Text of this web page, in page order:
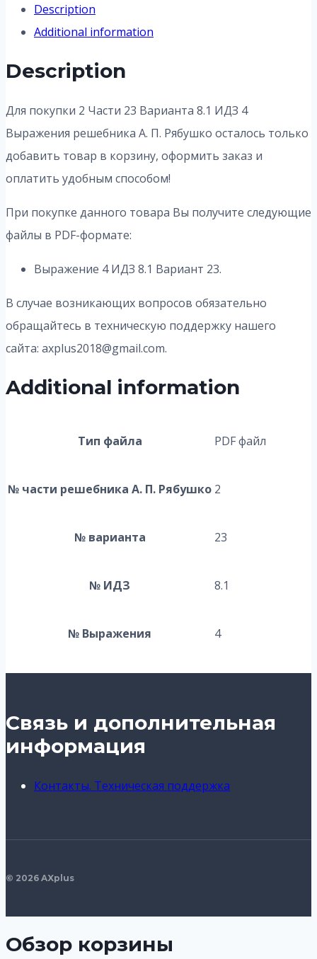
Description
Additional information
Description
Для покупки 2 Части 23 Варианта 8.1 ИДЗ 4
Выражения решебника А. П. Рябушко осталось только
добавить товар в корзину, оформить заказ и
оплатить удобным способом!
При покупке данного товара Вы получите следующие
файлы в PDF-формате:
Выражение 4 ИДЗ 8.1 Вариант 23.
В случае возникающих вопросов обязательно
обращайтесь в техническую поддержку нашего
сайта: axplus2018@gmail.com.
Additional information
Тип файла PDF файл
№ части решебника А. П. Рябушко 2
№ варианта 23
№ ИДЗ 8.1
№ Выражения 4
Связь и дополнительная
информация
Контакты. Техническая поддержка
© 2026 AXplus
Обзор корзины